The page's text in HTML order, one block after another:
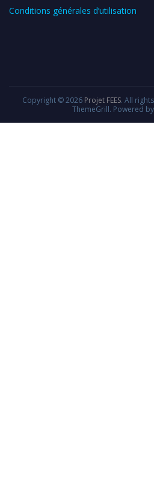
Conditions générales d’utilisation
Copyright © 2026 Projet FEES. All
ThemeGrill. Powered